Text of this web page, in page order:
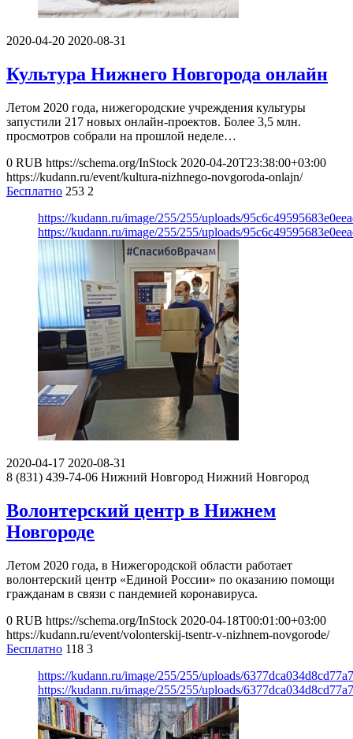
2020-04-20 2020-08-31
Культура Нижнего Новгорода онлайн
Летом 2020 года, нижегородские учреждения культуры
запустили 217 новых онлайн-проектов. Более 3,5 млн.
просмотров собрали на прошлой неделе…
0 RUB https://schema.org/InStock 2020-04-20T23:38:00+03:00
https://kudann.ru/event/kultura-nizhnego-novgoroda-onlajn/
Бесплатно 253 2
https://kudann.ru/image/255/255/uploads/
https://kudann.ru/image/255/255/uploads/
2020-04-17 2020-08-31
8 (831) 439-74-06 Нижний Новгород Нижний Новгород
Волонтерский центр в Нижнем
Новгороде
Летом 2020 года, в Нижегородской области работает
волонтерский центр «Единой России» по оказанию помощи
гражданам в связи с пандемией коронавируса.
0 RUB https://schema.org/InStock 2020-04-18T00:01:00+03:00
https://kudann.ru/event/volonterskij-tsentr-v-nizhnem-novgorode/
Бесплатно 118 3
https://kudann.ru/image/255/255/uploads/
https://kudann.ru/image/255/255/uploads/